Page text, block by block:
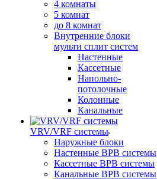
4 комнаты
5 комнат
до 8 комнат
Внутренние блоки
мульти сплит систем
Настенные
Кассетные
Напольно-
потолочные
Колонные
Канальные
VRV/VRF системы
Наружные блоки
Настенные ВРВ системы
Кассетные ВРВ системы
Канальные ВРВ системы